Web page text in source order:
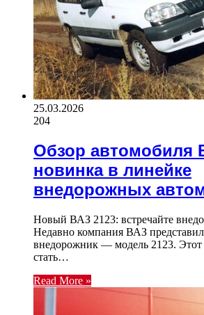
25.03.2026
204
Обзор автомобиля
новинка в линейке
внедорожных
Новый ВАЗ 2123: встречайте
Недавно компания ВАЗ
внедорожник — модель 2123. Этот
стать…
Read More »